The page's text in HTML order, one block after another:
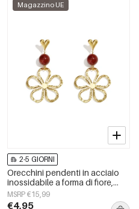
Magazzino UE
2-5 GIORNI
Orecchini pendenti in acciaio
inossidabile a forma di fiore,
serie Daily Simple, gioielli da
donna
MSRP €15,99
€4,95